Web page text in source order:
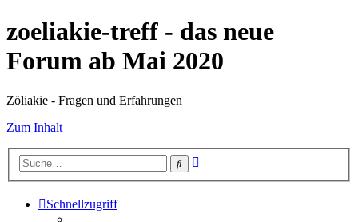
zoeliakie-treff - das neue
Forum ab Mai 2020
Zöliakie - Fragen und Erfahrungen
Zum Inhalt
Suche
Schnellzugriff